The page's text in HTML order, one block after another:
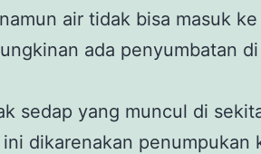
air tidak bisa masuk ke
ada penyumbatan
sedap yang muncul di
dikarenakan penumpukan